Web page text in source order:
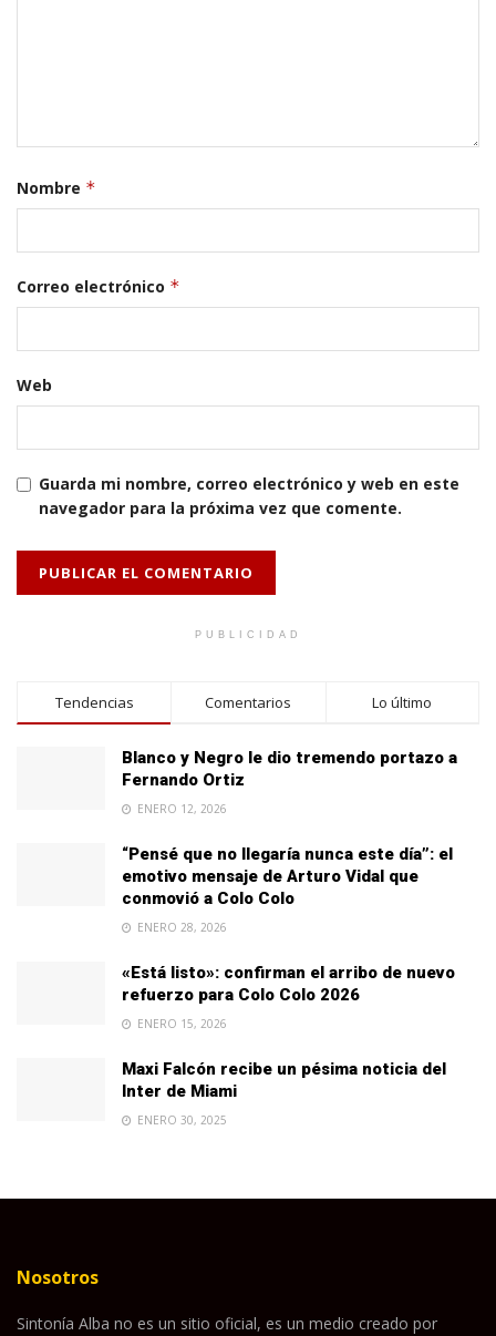
Nombre *
Correo electrónico *
Web
Guarda mi nombre, correo electrónico y web en este
navegador para la próxima vez que comente.
PUBLICIDAD
Tendencias Comentarios Lo último
Blanco y Negro le dio tremendo portazo a
Fernando Ortiz
ENERO 12, 2026
“Pensé que no llegaría nunca este día”: el
emotivo mensaje de Arturo Vidal que
conmovió a Colo Colo
ENERO 28, 2026
«Está listo»: confirman el arribo de nuevo
refuerzo para Colo Colo 2026
ENERO 15, 2026
Maxi Falcón recibe un pésima noticia del
Inter de Miami
ENERO 30, 2025
Nosotros
Sintonía Alba no es un sitio oficial, es un medio creado por